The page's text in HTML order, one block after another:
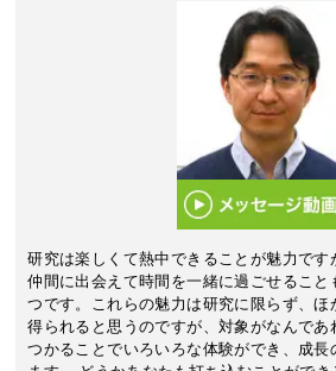
研究は楽しくて熱中できることが魅力で
仲間に出会えて時間を一緒に過ごせるこ
つです。これらの魅力は研究に限らず、ほ
得られると思うのですが、対象がなんであ
つかることでいろいろな体験ができ、成